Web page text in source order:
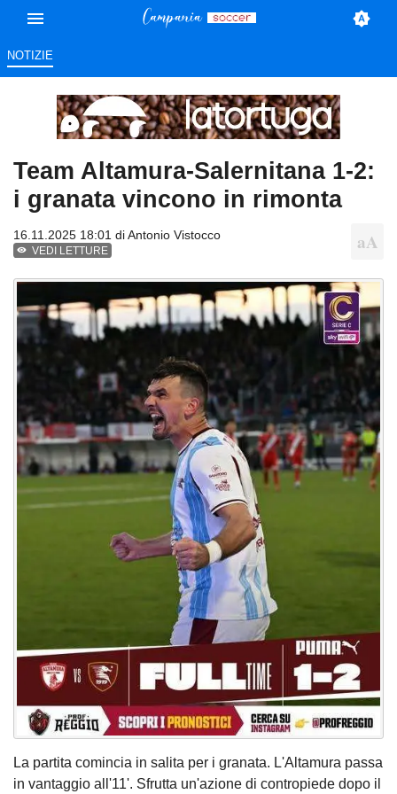
NOTIZIE
Team Altamura-Salernitana 1-2:
i granata vincono in rimonta
16.11.2025 18:01 diAntonio Vistocco
VEDI LETTURE
La partita comincia in salita per i granata. L'Altamura passa
in vantaggio all'11'. Sfrutta un'azione di contropiede dopo il